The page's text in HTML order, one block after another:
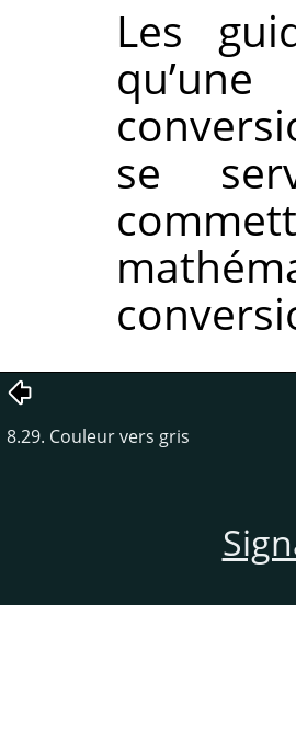
Les
se
8.29. Couleur vers gris